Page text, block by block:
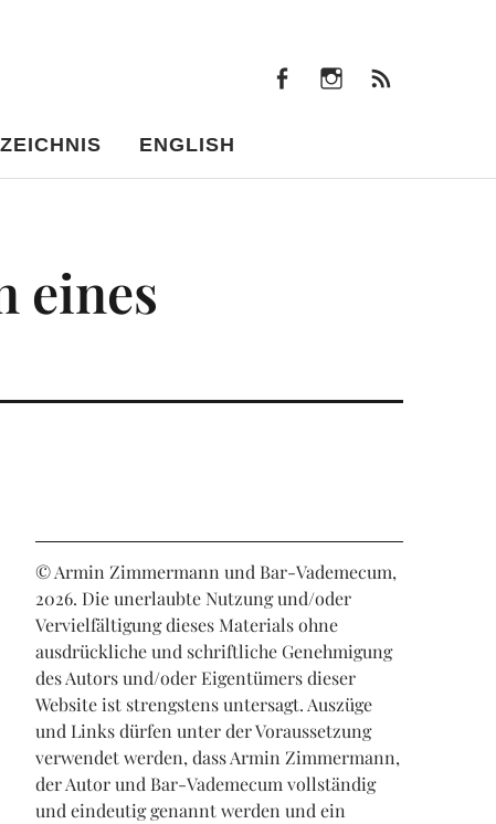
ENGLISH
eines
© Armin Zimmermann und Bar-Vademecum,
2026. Die unerlaubte Nutzung und/oder
Vervielfältigung dieses Materials ohne
ausdrückliche und schriftliche Genehmigung
des Autors und/oder Eigentümers dieser
Website ist strengstens untersagt. Auszüge
und Links dürfen unter der Voraussetzung
verwendet werden, dass Armin Zimmermann,
der Autor und Bar-Vademecum vollständig
und eindeutig genannt werden und ein